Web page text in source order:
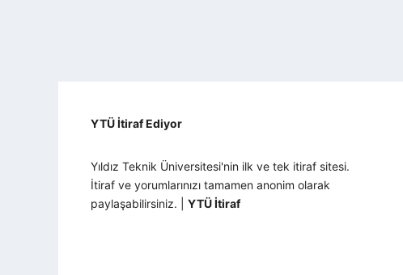
YTÜ İtiraf Ediyor
Yıldız Teknik Üniversitesi'nin ilk ve tek itiraf sitesi.
İtiraf ve yorumlarınızı tamamen anonim olarak
paylaşabilirsiniz. | YTÜ İtiraf